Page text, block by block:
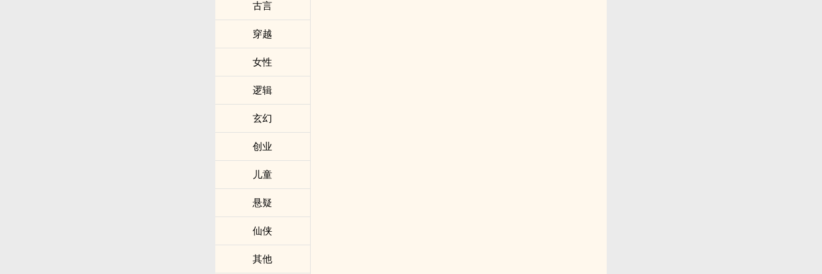
古言
穿越
女性
逻辑
玄幻
创业
儿童
悬疑
仙侠
其他